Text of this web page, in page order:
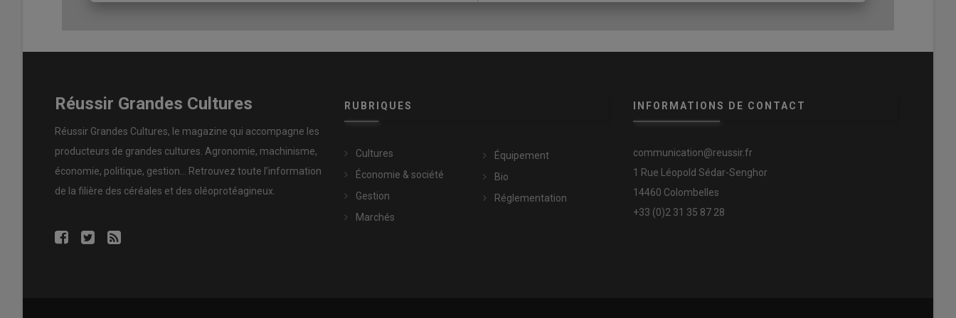
Témoignage |
Désherbage : « j’ai arrêté le glyphosate tout en maîtrisant les adventices par de nouvelles
Jérôme Labreuche remarque la complexité des alternatives au glyphosate
prises de décision qui nécessitent parfois d’anticiper les destructions. À Terres Inovia, Fanny Vuillemin relate une
expérience en situation de sol argilo-calcaire de Berry, avant tournesol. «L’essai avec un travail du sol proche du semis
avait été délicat, avec une
Réussir Grandes Cultures
Réussir Grandes Cultures, le magazine qui accompagne les
producteurs de grandes cultures Agronomie, machinisme,
économie, politique, gestion … Retrouvez toute l’information
de la filière des céréales et des oléoprotéagineux
RUBRIQUES
Cultures
Économie & société
Gestion
Marchés
Équipement
Bio
Réglementation
INFORMATIONS DE CONTACT
communication@reussir.fr
1 Rue Léopold Sédar-Senghor
14460 Colombelles
+33 (0)2 31 35 87 28